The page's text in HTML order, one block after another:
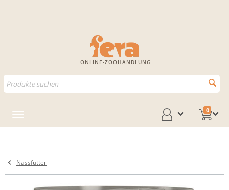
ONLINE-ZOOHANDLUNG
0
Nassfutter